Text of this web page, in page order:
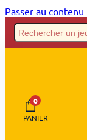
Passer au
0
PANIER